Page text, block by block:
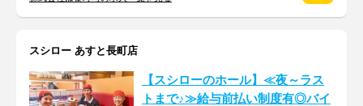
スシロー あすと長町店
【スシローのホール】≪夜～ラス
トまで♪≫給与前払い制度有◎バイ